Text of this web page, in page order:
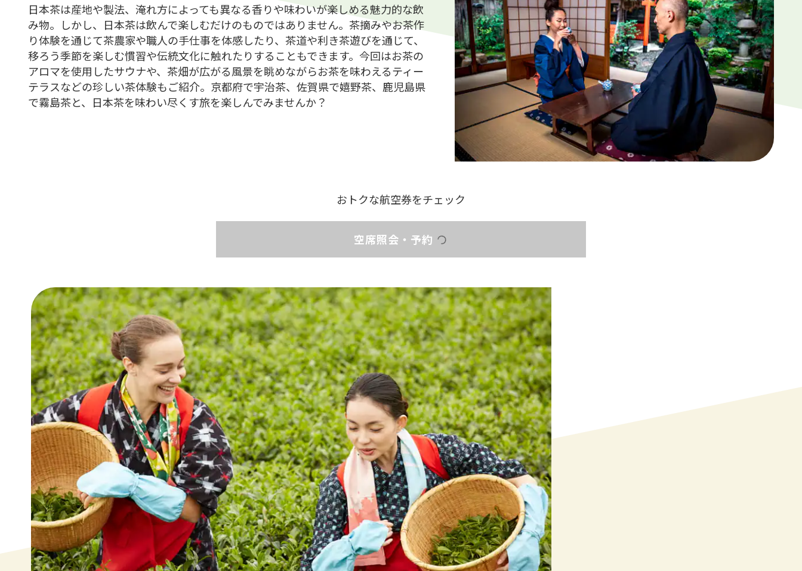
日本茶は産地や製法、淹れ方によっても異なる香りや味わいが楽しめる魅力的な飲
み物。しかし、日本茶は飲んで楽しむだけのものではありません。茶摘みやお茶作
り体験を通じて茶農家や職人の手仕事を体感したり、茶道や利き茶遊びを通じて、
移ろう季節を楽しむ慣習や伝統文化に触れたりすることもできます。今回はお茶の
アロマを使用したサウナや、茶畑が広がる風景を眺めながらお茶を味わえるティー
テラスなどの珍しい茶体験もご紹介。京都府で宇治茶、佐賀県で嬉野茶、鹿児島県
で霧島茶と、日本茶を味わい尽くす旅を楽しんでみませんか？
おトクな航空券をチェック
空席照会・予約